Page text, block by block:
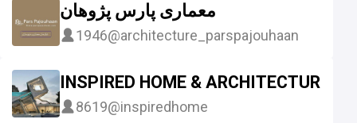
معماری پارس پژوهان
1946@architecture_parspajouhaan
INSPIRED HOME & ARCHITECTURE
8619@inspiredhome